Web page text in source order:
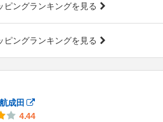
ピングランキングを見る
ピングランキングを見る
成田
4.44